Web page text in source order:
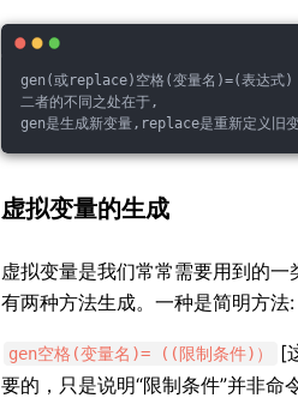
gen(或replace)空格(变量名)=(表达式)
二者的不同之处在于,
gen是生成新变量,replace是重新定义旧变
虚拟变量的生成
虚拟变量是我们常常需要用到的
有两种方法生成。一种是简明方法:
gen空格(变量名)= ((限制条件)）
[
要的，只是说明“限制条件”并非